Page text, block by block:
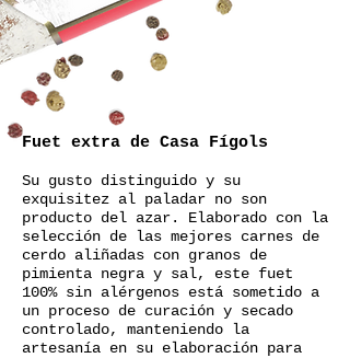
Fuet extra de Casa Fígols
Su gusto distinguido y su
exquisitez al paladar no son
producto del azar. Elaborado con la
selección de las mejores carnes de
cerdo aliñadas con granos de
pimienta negra y sal, este fuet
100% sin alérgenos está sometido a
un proceso de curación y secado
controlado, manteniendo la
artesanía en su elaboración para